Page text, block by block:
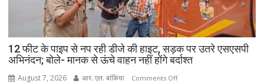
12 फीट के पाइप से नप रही डीजे की हाइट, सड़क पर उतरे एसएसपी
अभिनंदन; बोले- मानक से ऊंचे वाहन नहीं होंगे बर्दाश्त
August 7, 2026 आर. एल. बांकिया Comments Offon